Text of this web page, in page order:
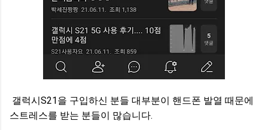
갤럭시S21을 구입하신 분들 대부분이 핸드폰 발열 때문에
스트레스를 받는 분들이 많습니다.